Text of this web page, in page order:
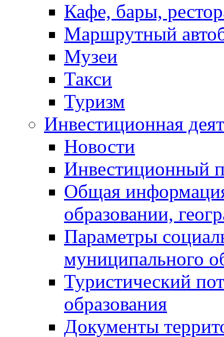
Кафе, бары,
Маршрутный
Музеи
Такси
Туризм
Инвестиционная
Новости
Инвестиционный
Общая
образовании,
Параметры
муниципального
Туристический
образования
Документы